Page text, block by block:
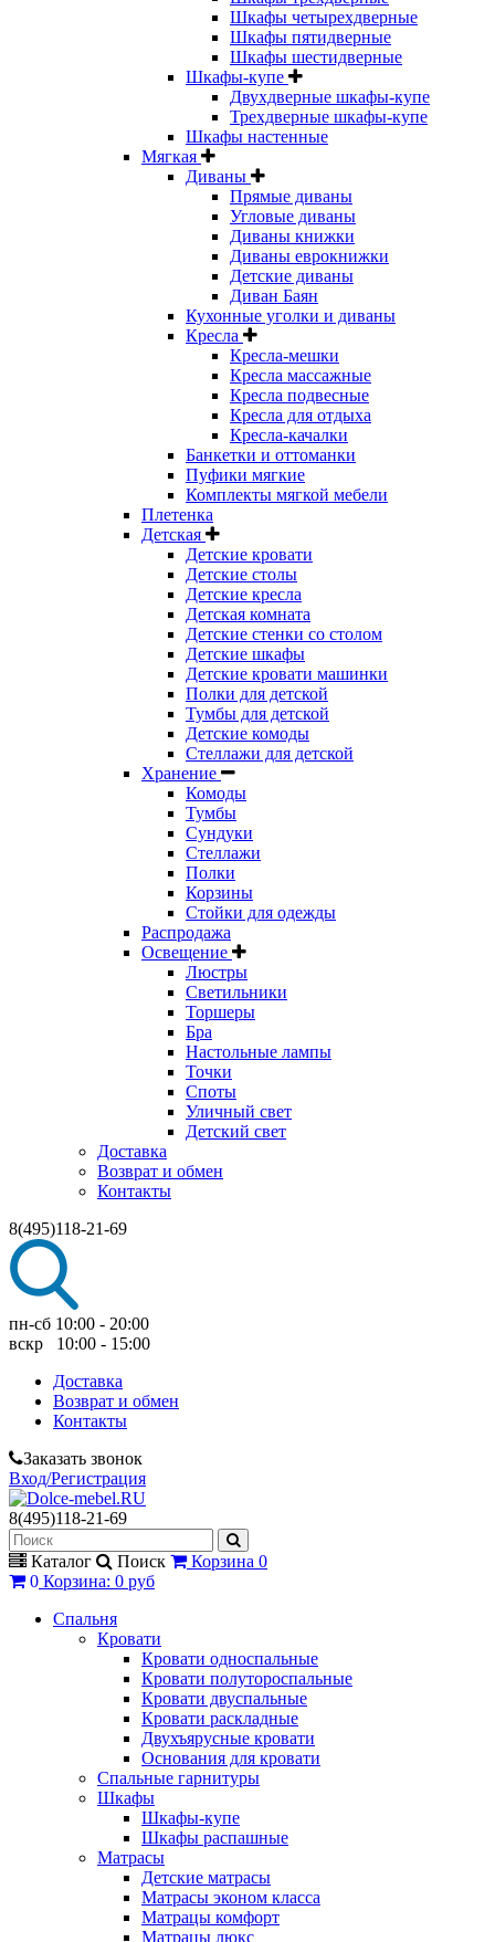
Шкафы четырехдверные
Шкафы пятидверные
Шкафы шестидверные
Шкафы-купе
Двухдверные шкафы-купе
Трехдверные шкафы-купе
Шкафы настенные
Мягкая
Диваны
Прямые диваны
Угловые диваны
Диваны книжки
Диваны еврокнижки
Детские диваны
Диван Баян
Кухонные уголки и диваны
Кресла
Кресла-мешки
Кресла массажные
Кресла подвесные
Кресла для отдыха
Кресла-качалки
Банкетки и оттоманки
Пуфики мягкие
Комплекты мягкой мебели
Плетенка
Детская
Детские кровати
Детские столы
Детские кресла
Детская комната
Детские стенки со столом
Детские шкафы
Детские кровати машинки
Полки для детской
Тумбы для детской
Детские комоды
Стеллажи для детской
Хранение
Комоды
Тумбы
Сундуки
Стеллажи
Полки
Корзины
Стойки для одежды
Распродажа
Освещение
Люстры
Светильники
Торшеры
Бра
Настольные лампы
Точки
Споты
Уличный свет
Детский свет
Доставка
Возврат и обмен
Контакты
8(495)118-21-69
пн-сб 10:00 - 20:00
вскр 10:00 - 15:00
Доставка
Возврат и обмен
Контакты
Заказать звонок
Вход/Регистрация
8(495)118-21-69
Каталог Поиск Корзина 0
0 Корзина: 0 руб
Спальня
Кровати
Кровати односпальные
Кровати полутороспальные
Кровати двуспальные
Кровати раскладные
Двухъярусные кровати
Основания для кровати
Спальные гарнитуры
Шкафы
Шкафы-купе
Шкафы распашные
Матрасы
Детские матрасы
Матрасы эконом класса
Матрацы комфорт
Матрацы люкс